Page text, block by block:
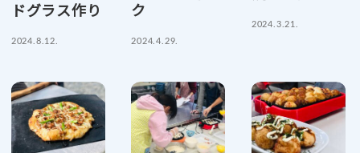
ドグラス作り
2024.8.12.
ク
2024.4.29.
2024.3.21.